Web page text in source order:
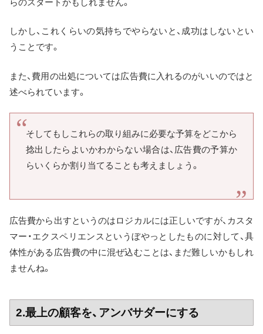
らのスタートかもしれません。
しかし、これくらいの気持ちでやらないと、成功はしないとい
うことです。
また、費用の出処については広告費に入れるのがいいのではと
述べられています。
そしてもしこれらの取り組みに必要な予算をどこから
捻出したらよいかわからない場合は、広告費の予算か
らいくらか割り当てることも考えましょう。
広告費から出すというのはロジカルには正しいですが、カスタ
マー・エクスペリエンスというぼやっとしたものに対して、具
体性がある広告費の中に混ぜ込むことは、まだ難しいかもしれ
ませんね。
2.最上の顧客を、アンバサダーにする